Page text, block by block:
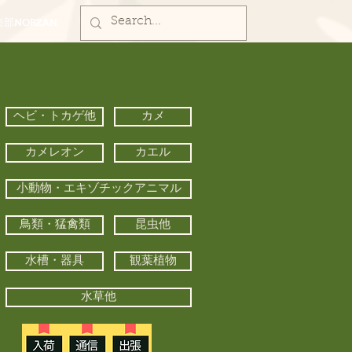
ヘビ・トカゲ他 カメ
カメレオン カエル
小動物・エキゾチックアニマル
鳥類・猛禽類 昆虫他
水槽・器具 観葉植物
水草他